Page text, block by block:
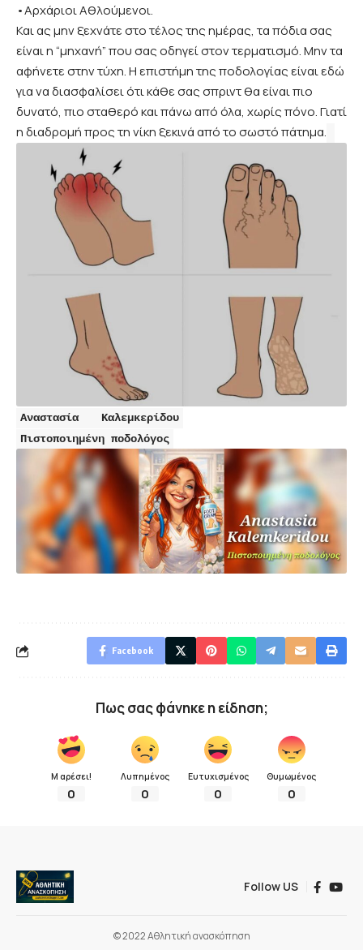
•Αρχάριοι Αθλούμενοι.
Και ας μην ξεχνάτε στο τέλος της ημέρας, τα πόδια σας
είναι η “μηχανή” που σας οδηγεί στον τερματισμό. Μην τα
αφήνετε στην τύχη. Η επιστήμη της ποδολογίας είναι εδώ
για να διασφαλίσει ότι κάθε σας σπριντ θα είναι πιο
δυνατό, πιο σταθερό και πάνω από όλα, χωρίς πόνο. Γιατί
η διαδρομή προς τη νίκη ξεκινά από το σωστό πάτημα.
Αναστασία
Καλεμκερίδου
Πιστοποιημένη ποδολόγος
Facebook
Πως σας φάνηκε η είδηση;
Μ αρέσει!
0
Λυπημένος
0
Ευτυχισμένος
0
Θυμωμένος
0
Follow US
© 2022 Αθλητική ανασκόπηση